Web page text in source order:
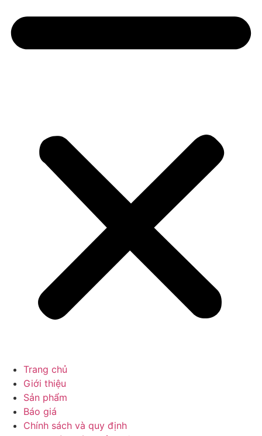
Trang chủ
Giới thiệu
Sản phẩm
Báo giá
Chính sách và quy định